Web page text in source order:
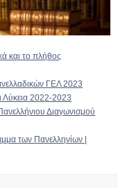
και το πλήθος
ΓΕΛ 2023
Λύκεια 2022-2023
Διαγωνισμού
των Πανελληνίων |